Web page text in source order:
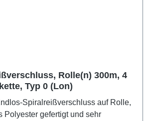
Rolle(n) 300m, 4
Typ 0 (Lon)
Spiralreißverschluss auf Rolle,
Polyester gefertigt und sehr